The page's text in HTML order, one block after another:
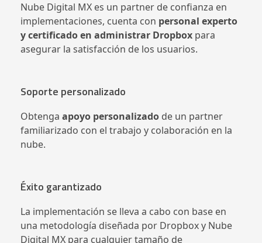
Nube Digital MX es un partner de confianza en
implementaciones, cuenta con personal experto
y certificado en administrar Dropbox para
asegurar la satisfacción de los usuarios.
Soporte personalizado
Obtenga apoyo personalizado de un partner
familiarizado con el trabajo y colaboración en la
nube.
Éxito garantizado
La implementación se lleva a cabo con base en
una metodología diseñada por Dropbox y Nube
Digital MX para cualquier tamaño de